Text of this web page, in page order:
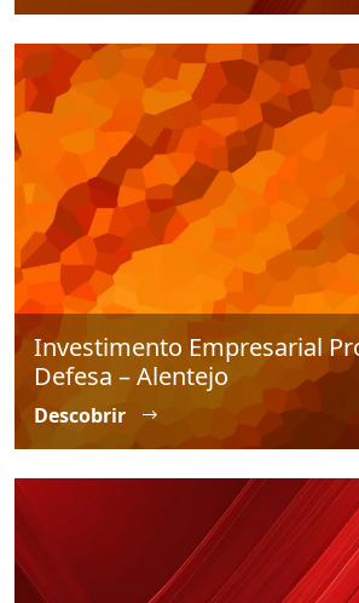
Investimento Empresarial
Defesa – Alentejo
Descobrir